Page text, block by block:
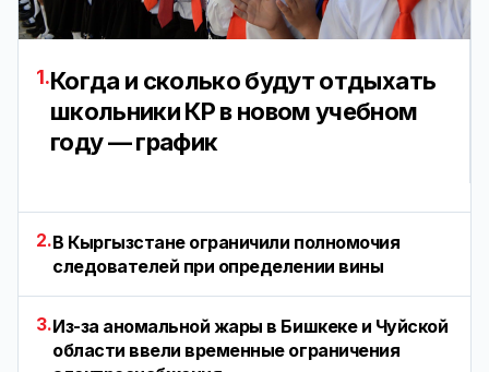
1.Когда и сколько будут отдыхать
школьники КР в новом учебном
году — график
2.В Кыргызстане ограничили полномочия
следователей при определении вины
3.Из-за аномальной жары в Бишкеке и Чуйской
области ввели временные ограничения